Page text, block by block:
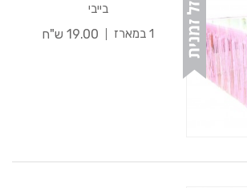
בייבי
1 במארז
19.00 ש"ח